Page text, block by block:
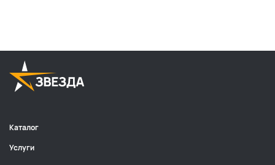
Каталог
Услуги